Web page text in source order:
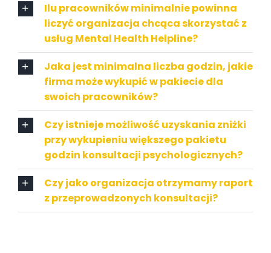
Ilu pracowników minimalnie powinna
liczyć organizacja chcąca skorzystać z
usług Mental Health Helpline?
Jaka jest minimalna liczba godzin, jakie
firma może wykupić w pakiecie dla
swoich pracowników?
Czy istnieje możliwość uzyskania zniżki
przy wykupieniu większego pakietu
godzin konsultacji psychologicznych?
Czy jako organizacja otrzymamy raport
z przeprowadzonych konsultacji?